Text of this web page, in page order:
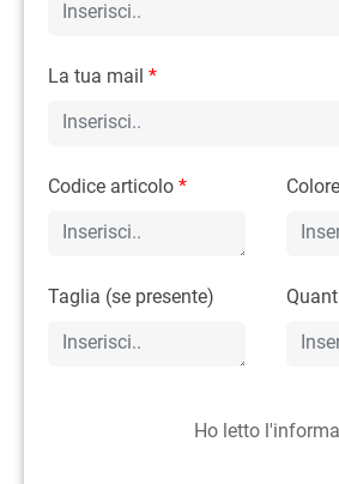
La tua mail *
Codice articolo *
Taglia (se presente)
Ho letto